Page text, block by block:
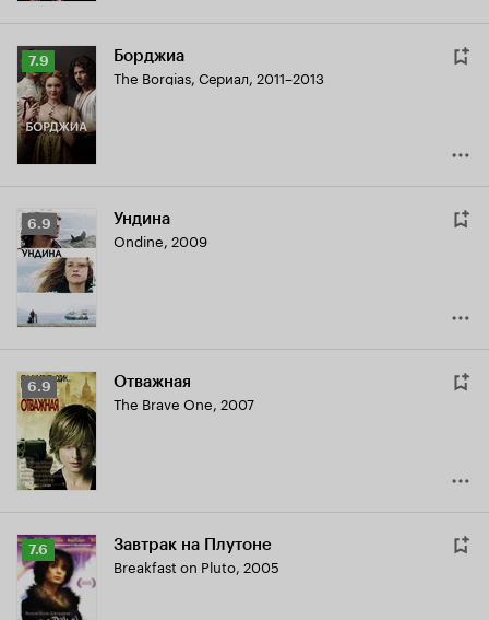
Рейтинг
Кинопоиска
7.9
7.9 Борджиа
The Borgias, Сериал, 2011–2013
Рейтинг
Кинопоиска
6.9
6.9 Ундина
Ondine, 2009
Рейтинг
Кинопоиска
6.9
6.9 Отважная
The Brave One, 2007
Рейтинг
Кинопоиска
7.6
7.6 Завтрак на Плутоне
Breakfast on Pluto, 2005